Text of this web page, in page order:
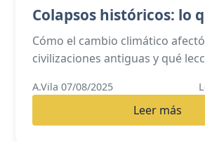
Colapsos históricos: lo
Cómo el cambio climático
civilizaciones antiguas y qué
A.Vila 07/08/2025
Leer más